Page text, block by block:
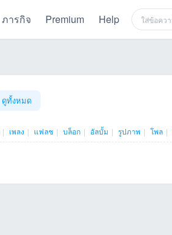
ภารกิจ Premium Help
ดูทั้งหมด
| เพลง | แฟลช | บล็อก | อัลบั้ม | รูปภาพ | โพล |